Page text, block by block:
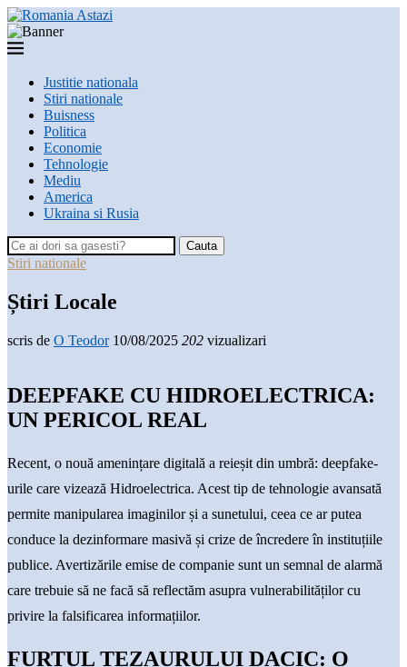
Justitie nationala
Stiri nationale
Buisness
Politica
Economie
Tehnologie
Mediu
America
Ukraina si Rusia
Cauta
Stiri nationale
Știri Locale
scris de O Teodor 10/08/2025 202 vizualizari
DEEPFAKE CU HIDROELECTRICA:
UN PERICOL REAL
Recent, o nouă amenințare digitală a reieșit din umbră: deepfake-
urile care vizează Hidroelectrica. Acest tip de tehnologie avansată
permite manipularea imaginilor și a sunetului, ceea ce ar putea
conduce la dezinformare masivă și crize de încredere în instituțiile
publice. Avertizările emise de companie sunt un semnal de alarmă
care trebuie să ne facă să reflectăm asupra vulnerabilităților cu
privire la falsificarea informațiilor.
FURTUL TEZAURULUI DACIC: O